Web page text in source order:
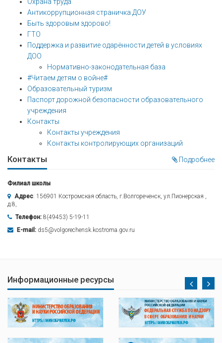
Антикоррупционная страничка ДОУ
Быть здоровым здорово!
ГТО
Поддержка и развитие одарённости детей в условиях
ДОО
Нормативно-законодательная база
#Читаем детям о войне#
Образовательный туризм
Паспорт дорожной безопасности образовательного
учреждения
Контакты
Контакты учреждения
Контакты контролирующих организаций
Контакты Подробнее
Филиал школы
Адрес: 156901 Костромская область, г.Волгореченск, ул.Пионерская ,
д.8,
Телефон: 8(49453) 5-19-11
E-mail: ds5@volgorechensk.kostroma.gov.ru
Информационные ресурсы